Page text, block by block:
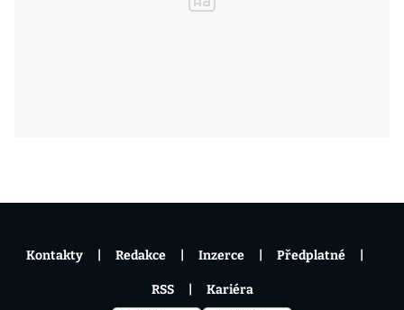
Kontakty Redakce Inzerce Předplatné
RSS Kariéra